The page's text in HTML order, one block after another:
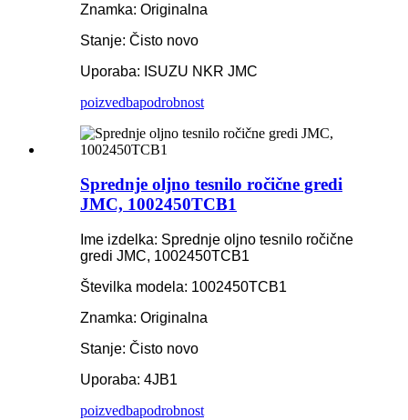
Znamka: Originalna
Stanje: Čisto novo
Uporaba: ISUZU NKR JMC
poizvedbapodrobnost
Sprednje oljno tesnilo ročične gredi
JMC, 1002450TCB1
Ime izdelka: Sprednje oljno tesnilo ročične
gredi JMC, 1002450TCB1
Številka modela: 1002450TCB1
Znamka: Originalna
Stanje: Čisto novo
Uporaba: 4JB1
poizvedbapodrobnost